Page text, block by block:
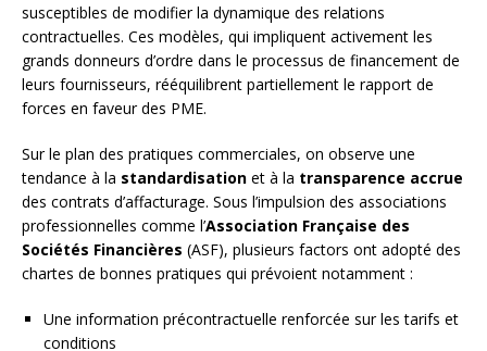
susceptibles de modifier la dynamique des relations
contractuelles. Ces modèles, qui impliquent activement les
grands donneurs d’ordre dans le processus de financement de
leurs fournisseurs, rééquilibrent partiellement le rapport de
forces en faveur des PME.
Sur le plan des pratiques commerciales, on observe une
tendance à la standardisation et à la transparence accrue
des contrats d’affacturage. Sous l’impulsion des associations
professionnelles comme l’Association Française des
Sociétés Financières (ASF), plusieurs factors ont adopté des
chartes de bonnes pratiques qui prévoient notamment :
Une information précontractuelle renforcée sur les tarifs et
conditions